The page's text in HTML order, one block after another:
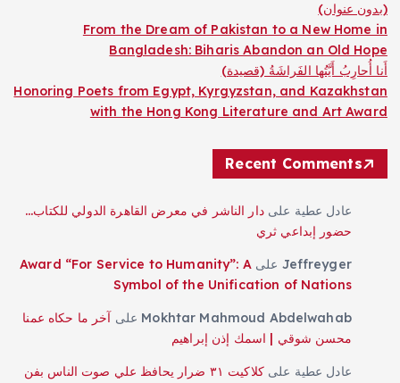
(بدون عنوان)
From the Dream of Pakistan to a New Home in
Bangladesh: Biharis Abandon an Old Hope
أَنا أُحارِبُ أَيَّتُها الفَراشَةُ (قصيدة)
Honoring Poets from Egypt, Kyrgyzstan, and Kazakhstan
with the Hong Kong Literature and Art Award
Recent Comments
عادل عطية علىدار الناشر في معرض القاهرة الدولي للكتاب…
حضور إبداعي ثري
Jeffreyger علىAward “For Service to Humanity”: A
Symbol of the Unification of Nations
Mokhtar Mahmoud Abdelwahab على آخر ما حكاه عمنا
محسن شوقي | اسمك إذن إبراهيم
عادل عطية على
كلاكيت ٣١ ضرار يحافظ علي صوت الناس بفن